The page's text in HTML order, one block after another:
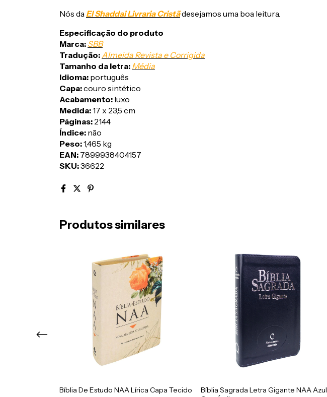
Nós da El Shaddai Livraria Cristãdesejamos uma boa leitura.
Especificação do produto
Marca: SBB
Tradução: Almeida Revista e Corrigida
Tamanho da letra: Média
Idioma: português
Capa:couro sintético
Acabamento: luxo
Medida:17 x 23,5 cm
Páginas: 2144
Índice: não
Peso:1,465 kg
EAN: 7899938404157
SKU:36622
Produtos similares
Bíblia De Estudo NAA Lírica Capa Tecido
Bíblia Sagrada Letra Gigante NAA Azul